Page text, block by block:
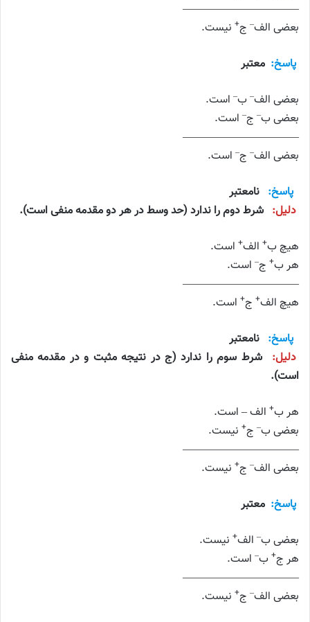
——————————–
بعضی الف– ج+ نیست.
پاسخ: معتبر
بعضی الف– ب– است.
بعضی ب– ج– است.
——————————–
بعضی الف– ج– است.
پاسخ: نامعتبر
دلیل: شرط دوم را ندارد (حد وسط در هر دو مقدمه منفی است).
هیچ ب+ الف+ است.
هر ب+ ج– است.
——————————–
هیچ الف+ ج+ است.
پاسخ: نامعتبر
دلیل:
شرط سوم را ندارد (ج در نتیجه مثبت و در مقدمه منفی
است).
هر ب+ الف – است.
بعضی ب– ج+ نیست.
——————————–
بعضی الف– ج+ نیست.
پاسخ: معتبر
بعضی ب– الف+ نیست.
هر ج+ ب– است.
——————————–
بعضی الف– ج+ نیست.